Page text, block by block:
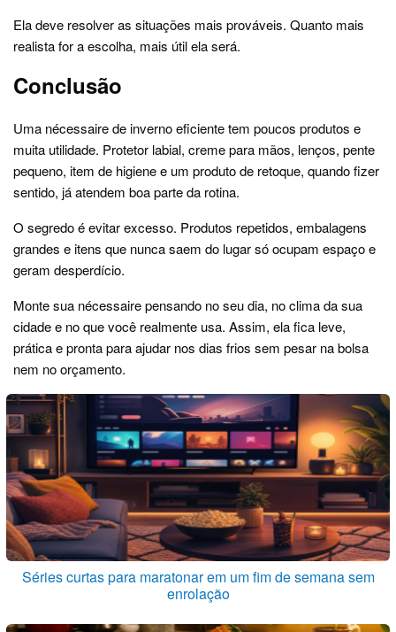
Ela deve resolver as situações mais prováveis. Quanto mais
realista for a escolha, mais útil ela será.
Conclusão
Uma nécessaire de inverno eficiente tem poucos produtos e
muita utilidade. Protetor labial, creme para mãos, lenços, pente
pequeno, item de higiene e um produto de retoque, quando fizer
sentido, já atendem boa parte da rotina.
O segredo é evitar excesso. Produtos repetidos, embalagens
grandes e itens que nunca saem do lugar só ocupam espaço e
geram desperdício.
Monte sua nécessaire pensando no seu dia, no clima da sua
cidade e no que você realmente usa. Assim, ela fica leve,
prática e pronta para ajudar nos dias frios sem pesar na bolsa
nem no orçamento.
Séries curtas para maratonar em um fim de semana sem
enrolação